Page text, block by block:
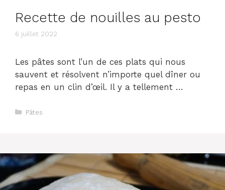
Recette de nouilles au pesto
6 juillet 2022
Les pâtes sont l’un de ces plats qui nous
sauvent et résolvent n’importe quel dîner ou
repas en un clin d’œil. Il y a tellement …
Catégories
Pâtes